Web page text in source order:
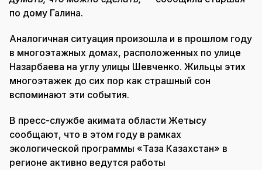
по дому Галина.
Аналогичная ситуация произошла и в прошлом году
в многоэтажных домах, расположенных по улице
Назарбаева на углу улицы Шевченко. Жильцы этих
многоэтажек до сих пор как страшный сон
вспоминают эти события.
В пресс-службе акимата области Жетысу
сообщают, что в этом году в рамках
экологической программы «Таза Казахстан» в
регионе активно ведутся работы